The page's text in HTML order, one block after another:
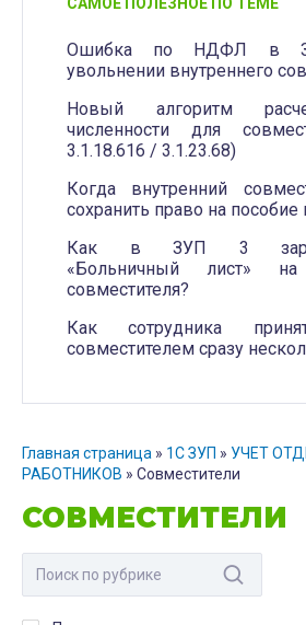
Главная страница » 1С ЗУП » УЧЕТ
РАБОТНИКОВ » Совместители
СОВМЕСТИТЕЛИ
Ошибка по НДФЛ в
увольнении внутреннего
Новый алгоритм
численности для
3.1.18.616 / 3.1.23.68)
Когда внутренний
сохранить право на пособие
Как в ЗУП 3
«Больничный лист» на
совместителя?
Как сотрудника
совместителем сразу